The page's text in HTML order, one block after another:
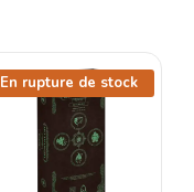
En rupture de stock